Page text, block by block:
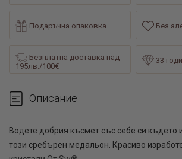
Подаръчна опаковка Без
Безплатна доставка над
195лв./100€
33
Описание
Водете добрия късмет със себе си където
този сребърен медальон. Красиво